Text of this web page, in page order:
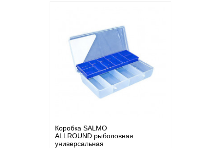
Коробка SALMO
ALLROUND рыболовная
универсальная